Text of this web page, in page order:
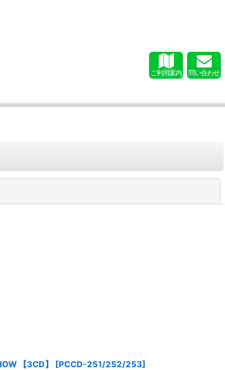
ご利用案内 問い合わせ
【3CD】 [PCCD-251/252/253]